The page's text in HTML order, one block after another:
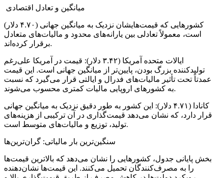
میانگین و تعادل اقتصادی
کشورهایی که قیمت‌هایشان نزدیک به میانگین جهانی (۴.۷۰ دلار)
است، معمولاً تعادلی بین یارانه‌های محدود و مالیات‌های متعادل
برقرار کرده‌اند.
ایالات متحده آمریکا (۳.۴۲ دلار): قیمت در آمریکا علی‌رغم
تولیدکننده بزرگ بودن، پایین‌تر از میانگین جهانی است. این قیمت
عمدتاً تحت تأثیر مالیات‌های فدرال و ایالتی قرار می‌گیرد که نسبت
به کشورهای اروپایی مالیات کمتری محسوب می‌شوند.
کانادا (۴.۷۱ دلار): این کشور به طور دقیق نزدیک به میانگین جهانی
قرار دارد، که نشان می‌دهد قیمت‌گذاری در آن ترکیبی از هزینه‌های
تولید، توزیع و مالیات‌های متوسط است.
سنگین‌ترین بار مالیاتی: گران‌ترین‌ها
بخش پایانی جدول، کشورهایی را نشان می‌دهد که بالاترین قیمت‌ها
را به مصرف‌کنندگان تحمیل می‌کنند. این قیمت‌ها نشان‌دهنده